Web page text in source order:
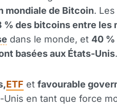
mondiale de Bitcoin.
% des bitcoins entre les
dans le monde, et 40
basées aux États-Unis.
ETF et favourable
en tant que force